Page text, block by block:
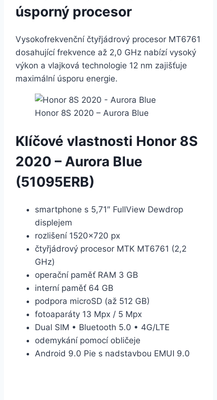
úsporný procesor
Vysokofrekvenční čtyřjádrový procesor MT6761
dosahující frekvence až 2,0 GHz nabízí vysoký
výkon a vlajková technologie 12 nm zajišťuje
maximální úsporu energie.
Honor 8S 2020 – Aurora Blue
Klíčové vlastnosti Honor 8S
2020 – Aurora Blue
(51095ERB)
smartphone s 5,71″ FullView Dewdrop
displejem
rozlišení 1520×720 px
čtyřjádrový procesor MTK MT6761 (2,2
GHz)
operační paměť RAM 3 GB
interní paměť 64 GB
podpora microSD (až 512 GB)
fotoaparáty 13 Mpx / 5 Mpx
Dual SIM • Bluetooth 5.0 • 4G/LTE
odemykání pomocí obličeje
Android 9.0 Pie s nadstavbou EMUI 9.0